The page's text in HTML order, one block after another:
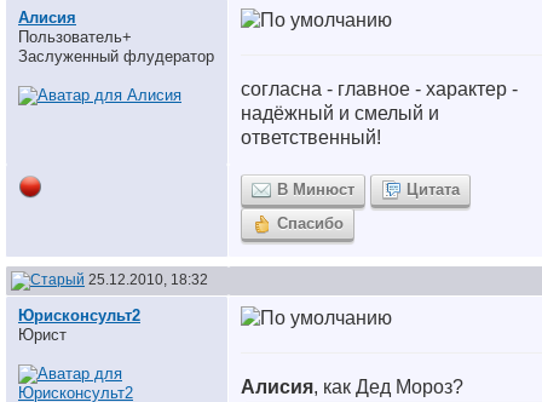
Алисия
Пользователь+
Заслуженный флудератор
согласна - главное - характер -
надёжный и смелый и
ответственный!
В Минюст
Цитата
Спасибо
25.12.2010, 18:32
Юрисконсульт2
Юрист
Алисия, как Дед Мороз?